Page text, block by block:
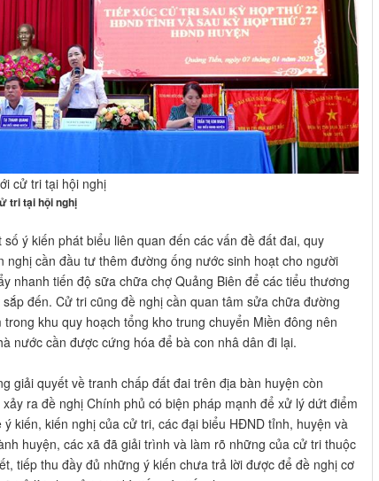
cử tri tại hội nghị
tri tại hội nghị
ý kiến phát biểu liên quan đến các vấn đề đất đai, quy
cần đầu tư thêm đường ống nước sinh hoạt cho người
nhanh tiến độ sữa chữa chợ Quảng Biên để các tiểu thương
đến. Cử tri cũng đề nghị cần quan tâm sửa chữa đường
khu quy hoạch tổng kho trung chuyển Miền đông nên
nước cần được cứng hóa để bà con nhâ dân đi lại.
giải quyết về tranh chấp đất đai trên địa bàn huyện còn
ra đề nghị Chính phủ có biện pháp mạnh để xử lý dứt điểm
kiến, kiến nghị của cử tri, các đại biểu HĐND tỉnh, huyện và
huyện, các xã đã giải trình và làm rõ những của cử tri thuộc
tiếp thu đầy đủ những ý kiến chưa trả lời được để đề nghị cơ